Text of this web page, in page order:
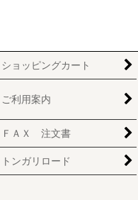
ショッピングカート
ご利用案内
ＦＡＸ 注文書
トンガリロード